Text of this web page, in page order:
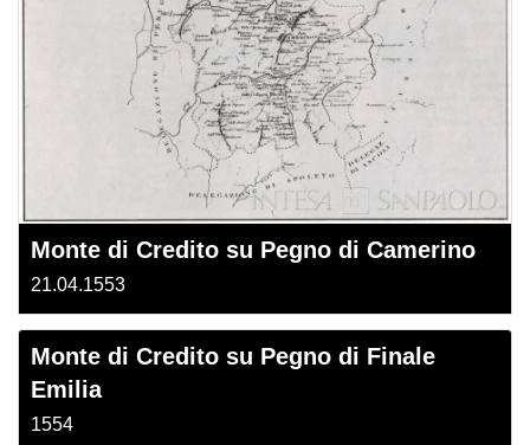
Monte di Credito su Pegno di Camerino
21.04.1553
Monte di Credito su Pegno di Finale
Emilia
1554